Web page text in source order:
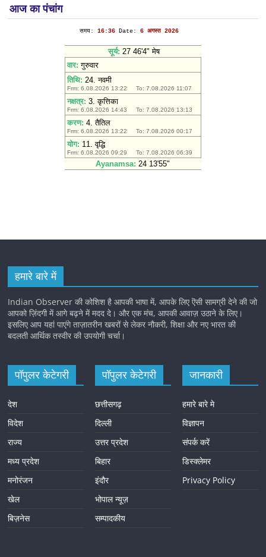
आज का पंचांग
हमारे बारे में
Indian Observer की कोशिश है आपकी भाषा में, आपके लिए ऎसी सामग्री देने की जो
आपको ज़िंदगी में आगे बढ़ने में मदद दे। और एक मंच, आपकी आवाज़ उठाने के लिए।
इसलिए आप यहां पाएंगे ताज़ातरीन खबरों से लेकर नौकरी, शिक्षा और नए भारत की
बदलती आर्थिक तस्वीर की उपयोगी चर्चा।
पॉपुलर केटेगरी
देश
विदेश
राज्य
मध्य प्रदेश
मनोरंजन
खेल
बिज़नेस
पॉपुलर केटेगरी
छत्तीसगढ़
दिल्ली
उत्तर प्रदेश
बिहार
इंदौर
भोपाल न्यूज़
सम्पादकीय
जानकारी
हमारे बारे मे
विज्ञापन
संपर्क करें
डिस्क्लेमर
Privacy Policy